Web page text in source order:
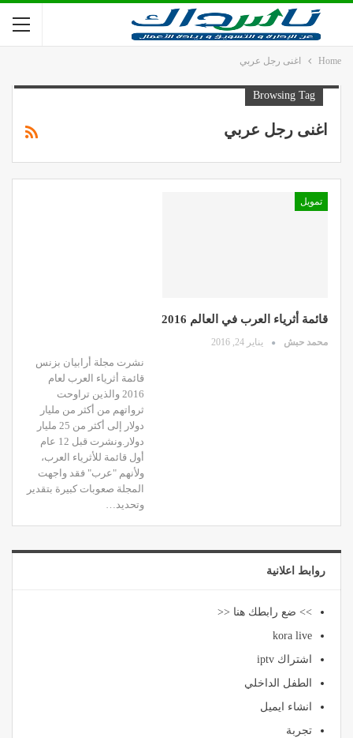
Home اغنى رجل عربي
Browsing Tag
اغنى رجل عربي
تمويل
قائمة أثرياء العرب في العالم 2016
محمد حبش يناير 24, 2016
نشرت مجلة أرابيان بزنس
قائمة أثرياء العرب لعام
2016 والذين تراوحت
ثرواتهم من أكثر من مليار
دولار إلى أكثر من 25 مليار
دولار.ونشرت قبل 12 عام
أول قائمة للأثرياء العرب،
ولأنهم "عرب" فقد واجهت
المجلة صعوبات كبيرة بتقدير
وتحديد…
روابط اعلانية
>> ضع رابطك هنا <<
kora live
اشتراك iptv
الطفل الداخلي
انشاء ايميل
تجربة